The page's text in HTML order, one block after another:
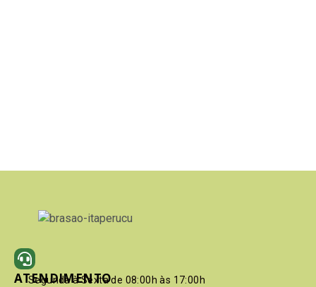
ATENDIMENTO
Segunda à Sexta de 08:00h às 17:00h